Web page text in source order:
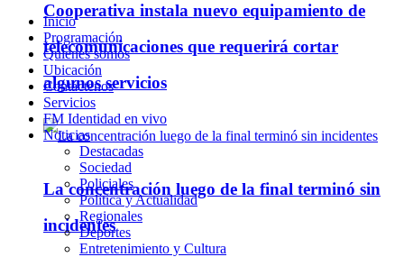
Cooperativa instala nuevo equipamiento de
telecomunicaciones que requerirá cortar
algunos servicios
La concentración luego de la final terminó sin
incidentes
Inicio
Programación
Quienes somos
Ubicación
Contáctenos
Servicios
FM Identidad en vivo
Noticias
Destacadas
Sociedad
Policiales
Política y Actualidad
Regionales
Deportes
Entretenimiento y Cultura